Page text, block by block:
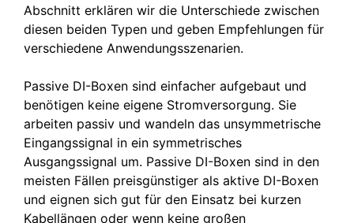
Abschnitt erklären wir die Unterschiede zwischen
diesen beiden Typen und geben Empfehlungen für
verschiedene Anwendungsszenarien.
Passive DI-Boxen sind einfacher aufgebaut und
benötigen keine eigene Stromversorgung. Sie
arbeiten passiv und wandeln das unsymmetrische
Eingangssignal in ein symmetrisches
Ausgangssignal um. Passive DI-Boxen sind in den
meisten Fällen preisgünstiger als aktive DI-Boxen
und eignen sich gut für den Einsatz bei kurzen
Kabellängen oder wenn keine großen